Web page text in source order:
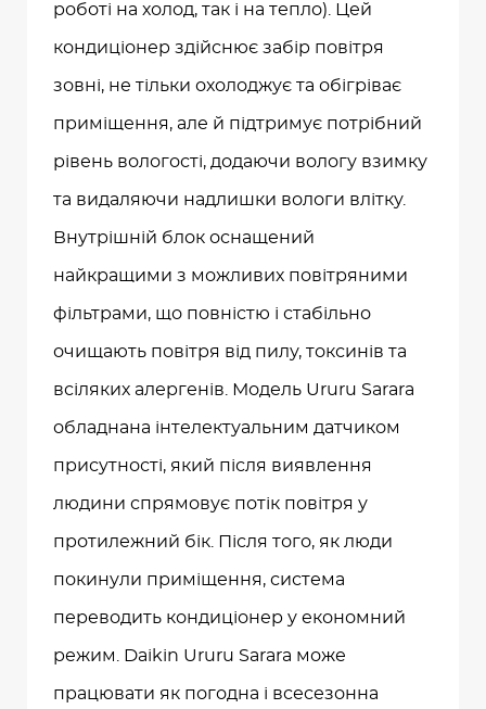
роботі на холод, так і на тепло). Цей
кондиціонер здійснює забір повітря
зовні, не тільки охолоджує та обігріває
приміщення, але й підтримує потрібний
рівень вологості, додаючи вологу взимку
та видаляючи надлишки вологи влітку.
Внутрішній блок оснащений
найкращими з можливих повітряними
фільтрами, що повністю і стабільно
очищають повітря від пилу, токсинів та
всіляких алергенів. Модель Ururu Sarara
обладнана інтелектуальним датчиком
присутності, який після виявлення
людини спрямовує потік повітря у
протилежний бік. Після того, як люди
покинули приміщення, система
переводить кондиціонер у економний
режим. Daikin Ururu Sarara може
працювати як погодна і всесезонна